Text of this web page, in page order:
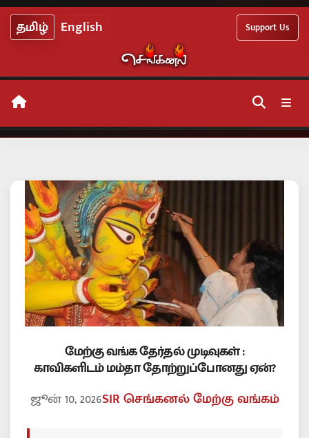
Skip
to தமிழ் English Support Us
மேற்கு வங்க தேர்தல் முடிவுகள் :
காவிகளிடம் மம்தா தோற்றுப்போனது ஏன்?
ஜூன் 10, 2026SIRசெங்கனல்மேற்கு வங்கம்